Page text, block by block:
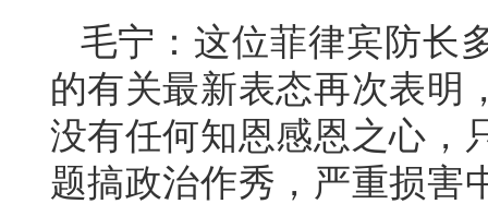
毛宁：这位菲律宾防长
的有关最新表态再次表明
没有任何知恩感恩之心，
题搞政治作秀，严重损害